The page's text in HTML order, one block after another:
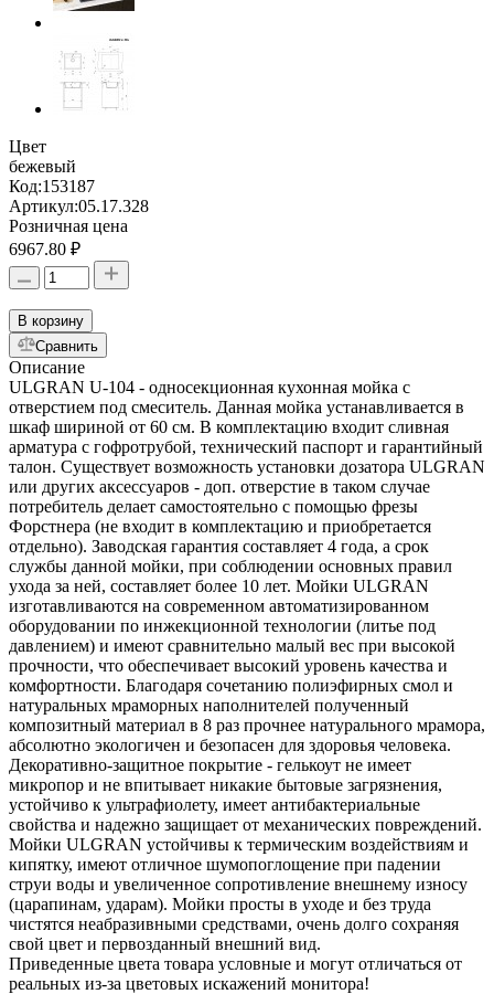
Цвет
бежевый
Код:153187
Артикул:05.17.328
Розничная цена
6967.80 ₽
В корзину
Сравнить
Описание
ULGRAN U-104 - односекционная кухонная мойка с
отверстием под смеситель. Данная мойка устанавливается в
шкаф шириной от 60 см. В комплектацию входит сливная
арматура с гофротрубой, технический паспорт и гарантийный
талон. Существует возможность установки дозатора ULGRAN
или других аксессуаров - доп. отверстие в таком случае
потребитель делает самостоятельно с помощью фрезы
Форстнера (не входит в комплектацию и приобретается
отдельно). Заводская гарантия составляет 4 года, а срок
службы данной мойки, при соблюдении основных правил
ухода за ней, составляет более 10 лет. Мойки ULGRAN
изготавливаются на современном автоматизированном
оборудовании по инжекционной технологии (литье под
давлением) и имеют сравнительно малый вес при высокой
прочности, что обеспечивает высокий уровень качества и
комфортности. Благодаря сочетанию полиэфирных смол и
натуральных мраморных наполнителей полученный
композитный материал в 8 раз прочнее натурального мрамора,
абсолютно экологичен и безопасен для здоровья человека.
Декоративно-защитное покрытие - гелькоут не имеет
микропор и не впитывает никакие бытовые загрязнения,
устойчиво к ультрафиолету, имеет антибактериальные
свойства и надежно защищает от механических повреждений.
Мойки ULGRAN устойчивы к термическим воздействиям и
кипятку, имеют отличное шумопоглощение при падении
струи воды и увеличенное сопротивление внешнему износу
(царапинам, ударам). Мойки просты в уходе и без труда
чистятся неабразивными средствами, очень долго сохраняя
свой цвет и первозданный внешний вид.
Приведенные цвета товара условные и могут отличаться от
реальных из-за цветовых искажений монитора!